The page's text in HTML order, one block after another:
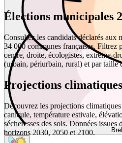
Élections municipales
Consultez les candidats déclarés aux
34 000 communes françaises. Filtrez
centre, droite, écologistes, extrême-
(urbain, périurbain, rural) et par taille
Projections
Découvrez les projections
canicule, température estivale,
sécheresses des sols. Données
horizons 2030, 2050 et 2100.